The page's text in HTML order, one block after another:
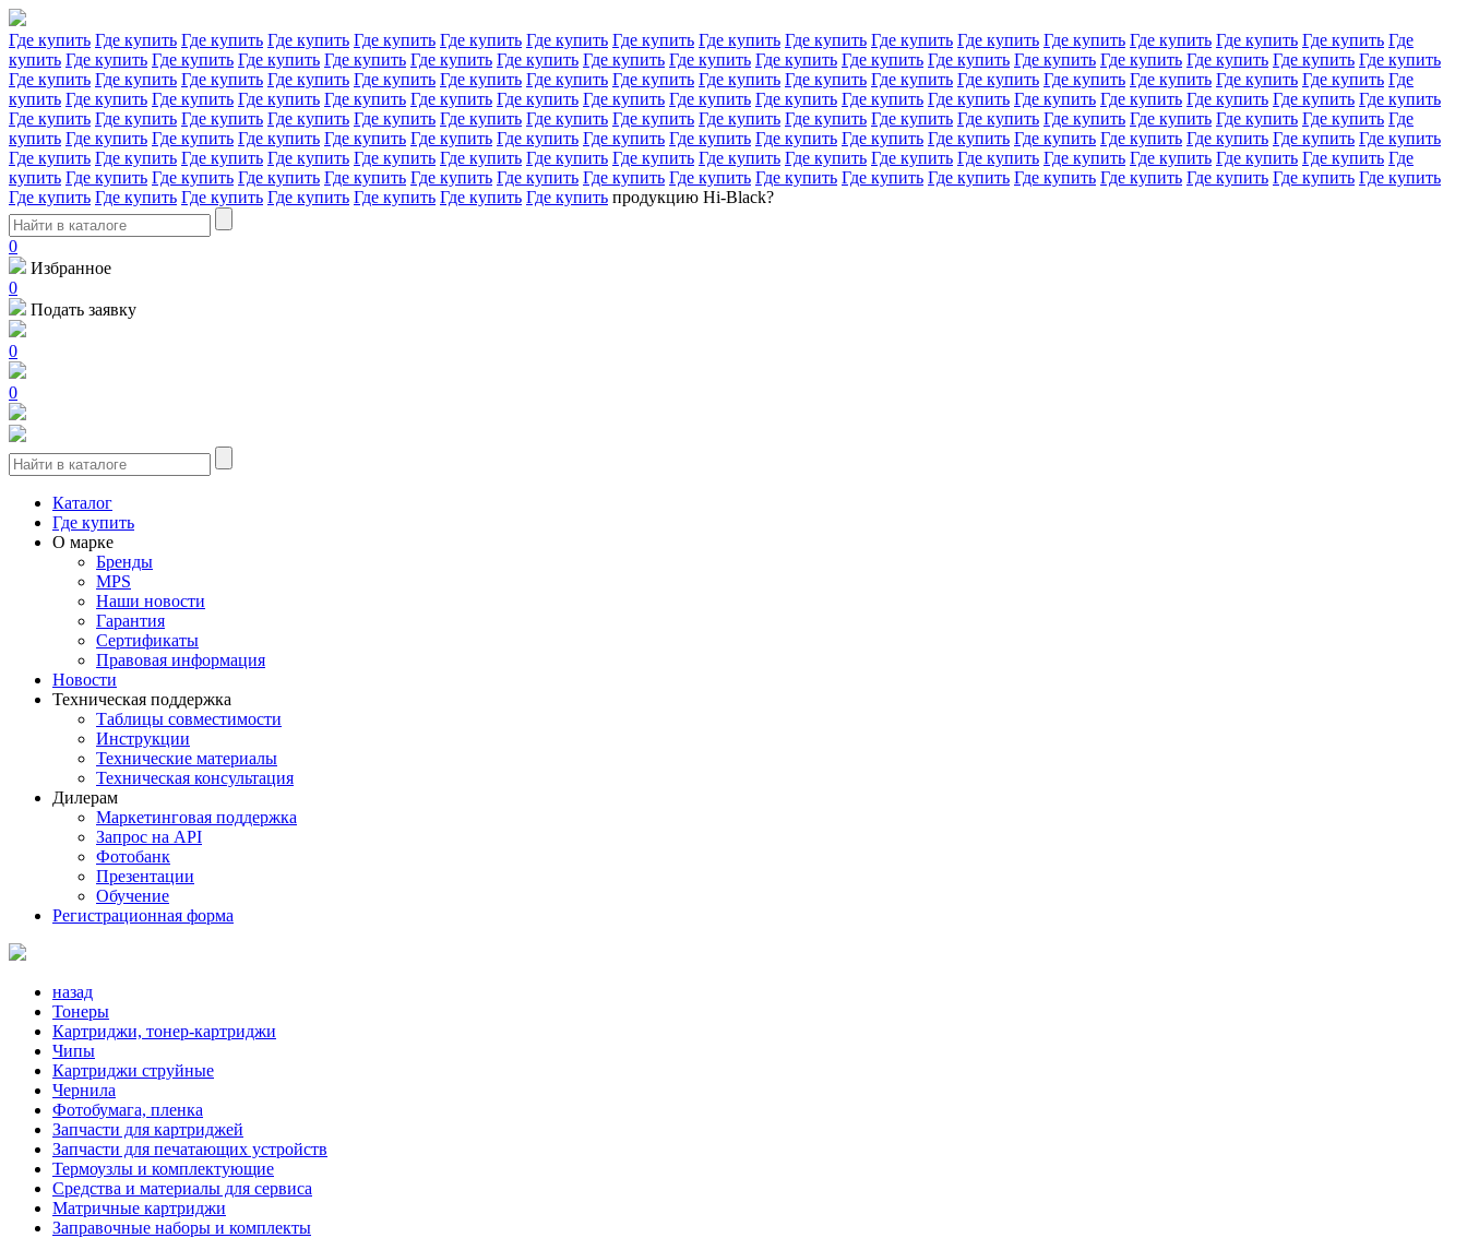
Где купить Где купить Где купить Где купить Где купить Где купить Где купить Где купить Где купить Где купить Где купить Где купить Где купить Где купить Где купить Где купить Где
купить Где купить Где купить Где купить Где купить Где купить Где купить Где купить Где купить Где купить Где купить Где купить Где купить Где купить Где купить Где купить Где купить
Где купить Где купить Где купить Где купить Где купить Где купить Где купить Где купить Где купить Где купить Где купить Где купить Где купить Где купить Где купить Где купить Где
купить Где купить Где купить Где купить Где купить Где купить Где купить Где купить Где купить Где купить Где купить Где купить Где купить Где купить Где купить Где купить Где купить
Где купить Где купить Где купить Где купить Где купить Где купить Где купить Где купить Где купить Где купить Где купить Где купить Где купить Где купить Где купить Где купить Где
купить Где купить Где купить Где купить Где купить Где купить Где купить Где купить Где купить Где купить Где купить Где купить Где купить Где купить Где купить Где купить Где купить
Где купить Где купить Где купить Где купить Где купить Где купить Где купить Где купить Где купить Где купить Где купить Где купить Где купить Где купить Где купить Где купить Где
купить Где купить Где купить Где купить Где купить Где купить Где купить Где купить Где купить Где купить Где купить Где купить Где купить Где купить Где купить Где купить Где купить
Где купить Где купить Где купить Где купить Где купить Где купить Где купить продукцию Hi-Black?
0
Избранное
0
Подать заявку
0
0
Каталог
Где купить
О марке
Бренды
MPS
Наши новости
Гарантия
Сертификаты
Правовая информация
Новости
Техническая поддержка
Таблицы совместимости
Инструкции
Технические материалы
Техническая консультация
Дилерам
Маркетинговая поддержка
Запрос на API
Фотобанк
Презентации
Обучение
Регистрационная форма
назад
Тонеры
Картриджи, тонер-картриджи
Чипы
Картриджи струйные
Чернила
Фотобумага, пленка
Запчасти для картриджей
Запчасти для печатающих устройств
Термоузлы и комплектующие
Средства и материалы для сервиса
Матричные картриджи
Заправочные наборы и комплекты